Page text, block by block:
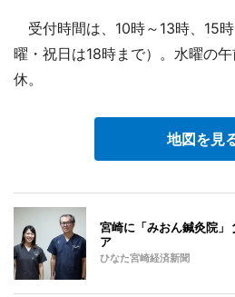
受付時間は、10時～13時、15
曜・祝日は18時まで）。水曜の
休。
地図を見
宮崎に「みおん鍼灸院」
ア
ひなた宮崎経済新聞